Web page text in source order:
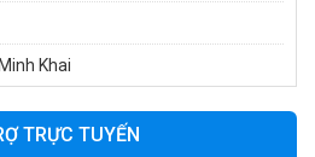
Khai
TRỰC TUYẾN
điện trẻ em vecpa XW02
₫
₫